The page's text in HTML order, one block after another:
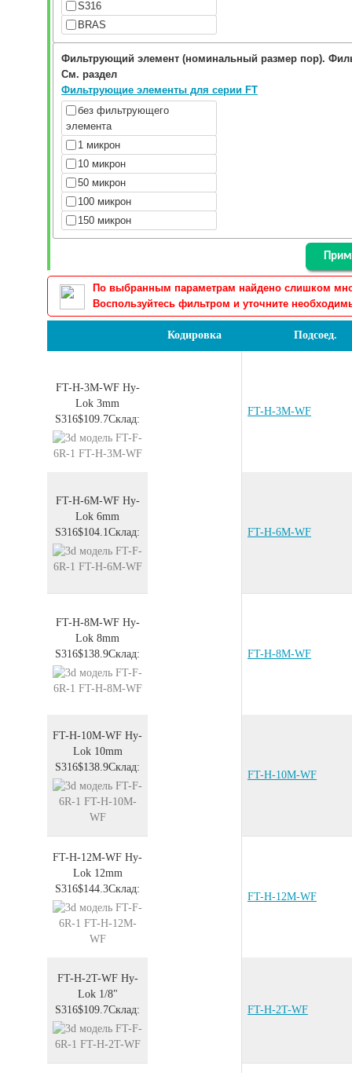
S316
BRAS
Фильтрующий элемент (номинальный размер пор).
См. раздел
Фильтрующие элементы для серии FT
без фильтрующего
элемента
1 микрон
10 микрон
50 микрон
100 микрон
150 микрон
По выбранным параметрам найдено слишком
Воспользуйтесь фильтром и уточните
Кодировка Подсоед.
FT-H-3M-WFHy-
Lok 3mm
S316$109.7Склад:
FT-H-3M-WF
FT-H-6M-WFHy-
Lok 6mm
S316$104.1Склад: FT-H-6M-WF
FT-H-8M-WFHy-
Lok 8mm
S316$138.9Склад: FT-H-8M-WF
FT-H-10M-WF Hy-
Lok 10mm
S316$138.9Склад:
FT-H-10M-WF
FT-H-12M-WF Hy-
Lok 12mm
S316$144.3Склад:
FT-H-12M-WF
FT-H-2T-WFHy-
Lok 1/8"
S316$109.7Склад: FT-H-2T-WF